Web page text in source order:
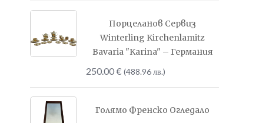
Порцеланов Сервиз
Winterling Kirchenlamitz
Bavaria "Karina" – Германия
250.00€(488.96 лв.)
Голямо Френско Огледало